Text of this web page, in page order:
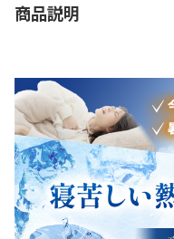
商品説明